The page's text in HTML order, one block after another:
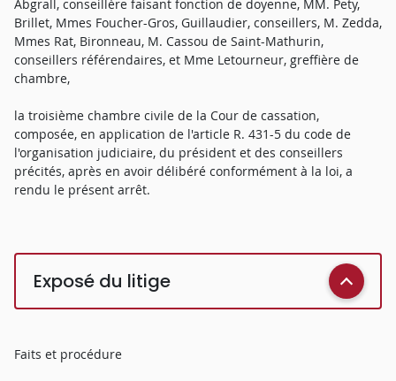
Abgrall, conseillère faisant fonction de doyenne, MM. Pety,
Brillet, Mmes Foucher-Gros, Guillaudier, conseillers, M. Zedda,
Mmes Rat, Bironneau, M. Cassou de Saint-Mathurin,
conseillers référendaires, et Mme Letourneur, greffière de
chambre,
la troisième chambre civile de la Cour de cassation,
composée, en application de l'article R. 431-5 du code de
l'organisation judiciaire, du président et des conseillers
précités, après en avoir délibéré conformément à la loi, a
rendu le présent arrêt.
Exposé du litige
Faits et procédure